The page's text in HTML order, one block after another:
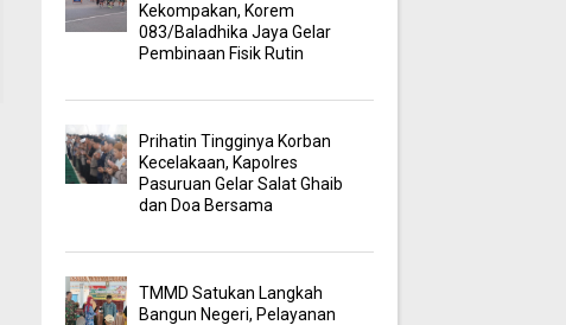
Kekompakan, Korem
083/Baladhika Jaya Gelar
Pembinaan Fisik Rutin
Prihatin Tingginya Korban
Kecelakaan, Kapolres
Pasuruan Gelar Salat Ghaib
dan Doa Bersama
TMMD Satukan Langkah
Bangun Negeri, Pelayanan